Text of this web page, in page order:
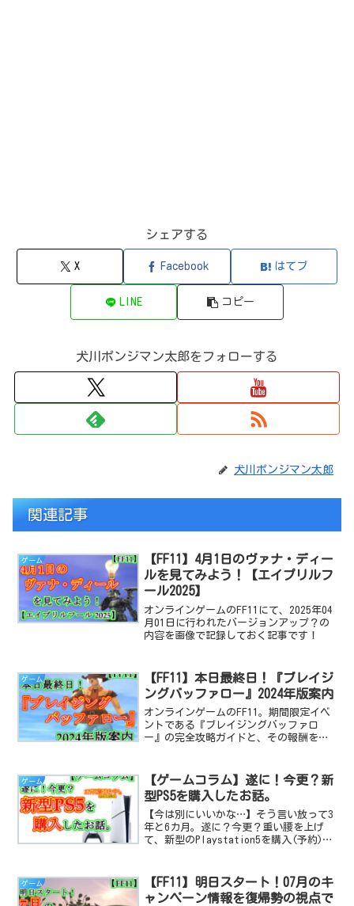
シェアする
X Facebook はてブ
LINE コピー
犬川ポンジマン太郎をフォローする
犬川ポンジマン太郎
関連記事
ゲーム
【FF11】4月1日のヴァナ・ディー
ルを見てみよう！【エイプリルフ
ール2025】
オンラインゲームのFF11にて、2025年04
月01日に行われたバージョンアップ？の
内容を画像で記録しておく記事です！
ゲーム
【FF11】本日最終日！『ブレイジ
ングバッファロー』2024年版案内
オンラインゲームのFF11。期間限定イベ
ントである『ブレイジングバッファロ
ー』の完全攻略ガイドと、その報酬を画
ゲーム
【ゲームコラム】遂に！今更？新
型PS5を購入したお話。
【今は別にいいかな…】そう言い放って3
年と6カ月。遂に？今更？重い腰を上げ
て、新型のPlaystation5を購入(予約)し
ゲーム
【FF11】明日スタート！07月のキ
ャンペーン情報を復帰勢の視点で